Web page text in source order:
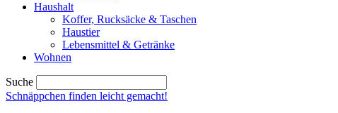
Haushalt
Koffer, Rucksäcke & Taschen
Haustier
Lebensmittel & Getränke
Wohnen
Suche
Schnäppchen finden leicht gemacht!